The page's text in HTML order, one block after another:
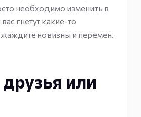
необходимо изменить в
гнетут какие-то
новизны и перемен.
или